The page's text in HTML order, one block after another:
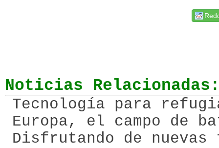
Noticias
Tecnología para
Europa, el campo de
Disfrutando de nuevas